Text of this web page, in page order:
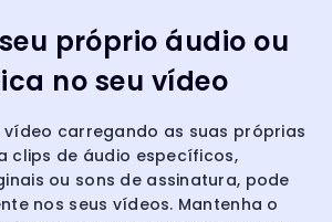
próprio áudio ou
no seu vídeo
vídeo carregando as suas próprias
clips de áudio específicos,
ou sons de assinatura, pode
nos seus vídeos. Mantenha o